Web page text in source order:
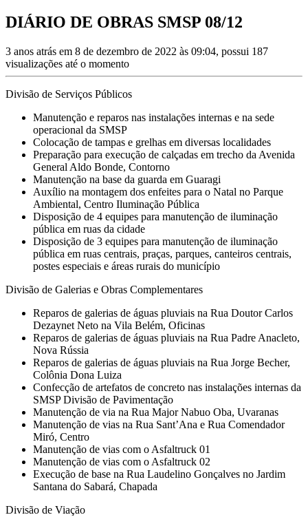
DIÁRIO DE OBRAS SMSP 08/12
3 anos atrás em 8 de dezembro de 2022 às 09:04, possui 187
visualizações até o momento
Divisão de Serviços Públicos
Manutenção e reparos nas instalações internas e na sede
operacional da SMSP
Colocação de tampas e grelhas em diversas localidades
Preparação para execução de calçadas em trecho da Avenida
General Aldo Bonde, Contorno
Manutenção na base da guarda em Guaragi
Auxílio na montagem dos enfeites para o Natal no Parque
Ambiental, Centro Iluminação Pública
Disposição de 4 equipes para manutenção de iluminação
pública em ruas da cidade
Disposição de 3 equipes para manutenção de iluminação
pública em ruas centrais, praças, parques, canteiros centrais,
postes especiais e áreas rurais do município
Divisão de Galerias e Obras Complementares
Reparos de galerias de águas pluviais na Rua Doutor Carlos
Dezaynet Neto na Vila Belém, Oficinas
Reparos de galerias de águas pluviais na Rua Padre Anacleto,
Nova Rússia
Reparos de galerias de águas pluviais na Rua Jorge Becher,
Colônia Dona Luiza
Confecção de artefatos de concreto nas instalações internas da
SMSP Divisão de Pavimentação
Manutenção de via na Rua Major Nabuo Oba, Uvaranas
Manutenção de vias na Rua Sant’Ana e Rua Comendador
Miró, Centro
Manutenção de vias com o Asfaltruck 01
Manutenção de vias com o Asfaltruck 02
Execução de base na Rua Laudelino Gonçalves no Jardim
Santana do Sabará, Chapada
Divisão de Viação